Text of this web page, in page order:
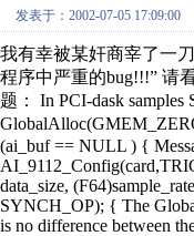
发表于：2002-07-05 17:09:00
我有幸被某奸商宰了一
程序中严重的bug!!!” 请
题： In PCI-dask samples
(ai_buf == NULL ) {
data_size,
SYNCH_OP); { The
is no difference between